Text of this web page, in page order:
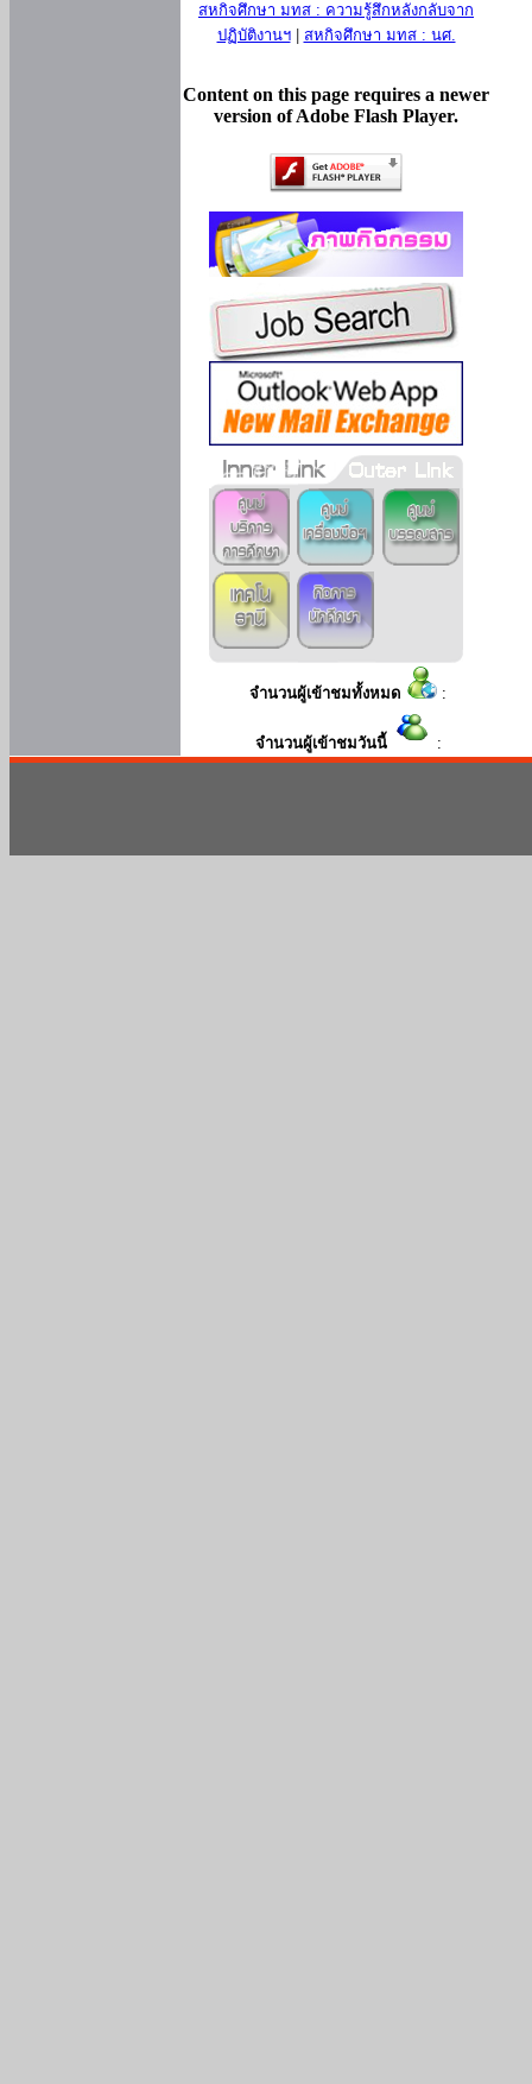
สหกิจศึกษา มทส : ความรู้สึกหลังกลับจาก
ปฏิบัติงานฯ| สหกิจศึกษา มทส : นศ.
Content on this page requires a newer
version of Adobe Flash Player.
จำนวนผู้เข้าชมทั้งหมด :
จำนวนผู้เข้าชมวันนี้ :